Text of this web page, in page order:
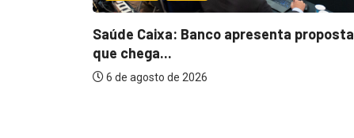
Saúde Caixa: Banco apresenta proposta
que chega...
6 de agosto de 2026